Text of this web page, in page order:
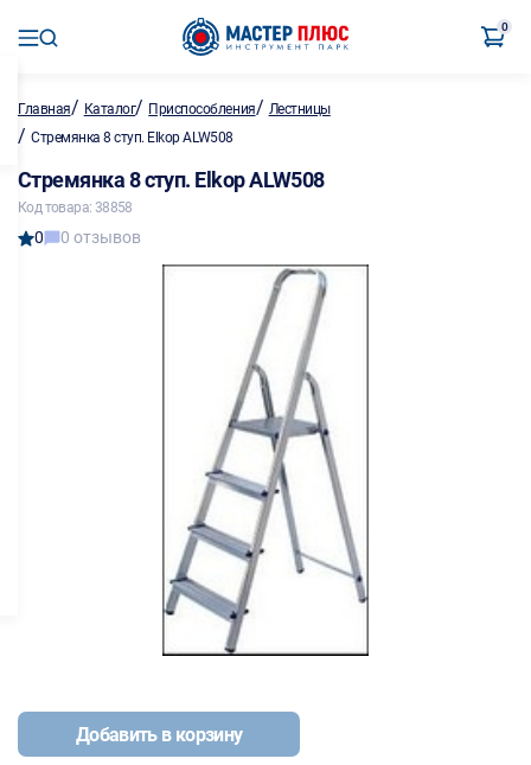
0
Главная/ Каталог/ Приспособления/ Лестницы
/ Стремянка 8 ступ. Elkop ALW508
Стремянка 8 ступ. Elkop ALW508
Код товара: 38858
0 0 отзывов
Добавить в корзину